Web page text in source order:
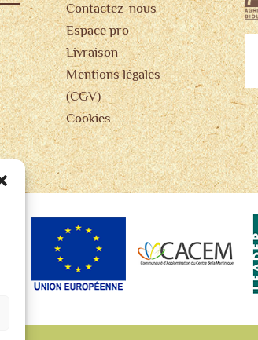
Contactez-nous
Espace pro
Livraison
Mentions légales
(CGV)
Cookies